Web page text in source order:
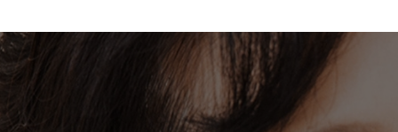
職能發展